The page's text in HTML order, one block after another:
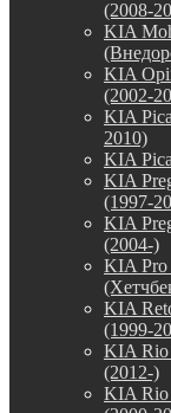
(2008-
KIA
KIA
(2002-
KIA
2010)
KIA
KIA
(1997-
KIA
(2004-)
KIA Pro
KIA
(1999-
KIA Rio
(2012-)
KIA Rio